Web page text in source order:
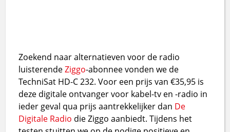
Zoekend naar alternatieven voor de radio
luisterendeZiggo-abonnee vonden we de
TechniSat HD-C 232. Voor een prijs van €35,95 is
deze digitale ontvanger voor kabel-tv en -radio in
ieder geval qua prijs aantrekkelijker dan De
Digitale Radio die Ziggo aanbiedt. Tijdens het